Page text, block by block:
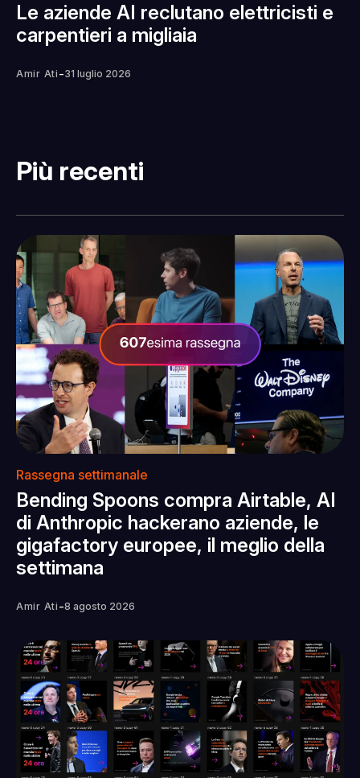
Le aziende AI reclutano elettricisti e
carpentieri a migliaia
Amir Ati -31 luglio 2026
Più recenti
Rassegna settimanale
Bending Spoons compra Airtable, AI
di Anthropic hackerano aziende, le
gigafactory europee, il meglio della
settimana
Amir Ati -8 agosto 2026